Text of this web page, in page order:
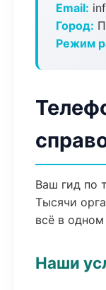
Email:
Город:
Режим
Ваш гид по
Тысячи
всё в
Наши